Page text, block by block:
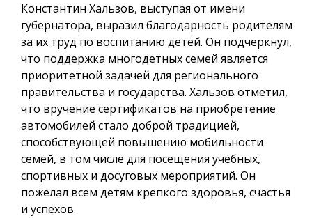
Константин Хальзов, выступая от имени
губернатора, выразил благодарность родителям
за их труд по воспитанию детей. Он подчеркнул,
что поддержка многодетных семей является
приоритетной задачей для регионального
правительства и государства. Хальзов отметил,
что вручение сертификатов на приобретение
автомобилей стало доброй традицией,
способствующей повышению мобильности
семей, в том числе для посещения учебных,
спортивных и досуговых мероприятий. Он
пожелал всем детям крепкого здоровья, счастья
и успехов.